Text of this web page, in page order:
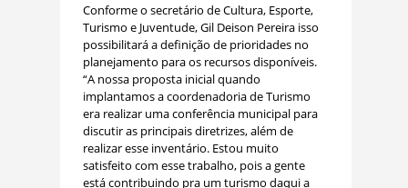
Conforme o secretário de Cultura, Esporte,
Turismo e Juventude, Gil Deison Pereira isso
possibilitará a definição de prioridades no
planejamento para os recursos disponíveis.
“A nossa proposta inicial quando
implantamos a coordenadoria de Turismo
era realizar uma conferência municipal para
discutir as principais diretrizes, além de
realizar esse inventário. Estou muito
satisfeito com esse trabalho, pois a gente
está contribuindo pra um turismo daqui a